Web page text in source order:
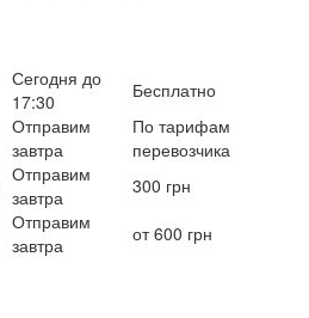
Сегодня до
17:30
Бесплатно
Отправим
завтра
По тарифам
перевозчика
Отправим
завтра
300 грн
Отправим
завтра
от 600 грн